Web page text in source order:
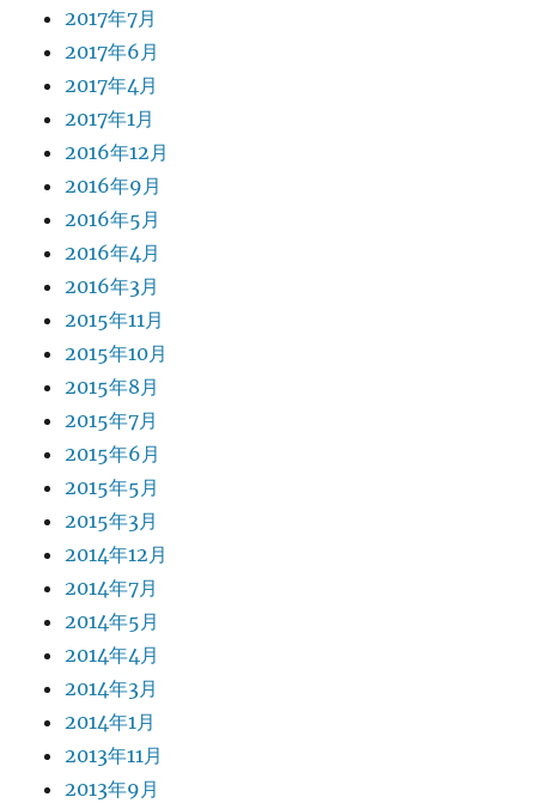
2017年7月
2017年6月
2017年4月
2017年1月
2016年12月
2016年9月
2016年5月
2016年4月
2016年3月
2015年11月
2015年10月
2015年8月
2015年7月
2015年6月
2015年5月
2015年3月
2014年12月
2014年7月
2014年5月
2014年4月
2014年3月
2014年1月
2013年11月
2013年9月